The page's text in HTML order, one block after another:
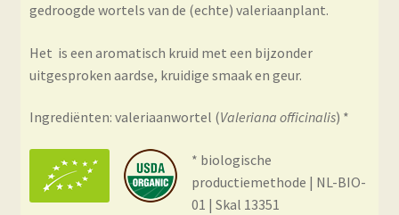
gedroogde wortels van de (echte) valeriaanplant.
Het is een aromatisch kruid met een bijzonder
uitgesproken aardse, kruidige smaak en geur.
Ingrediënten: valeriaanwortel (Valeriana officinalis) *
* biologische
productiemethode | NL-BIO-
01 | Skal 13351